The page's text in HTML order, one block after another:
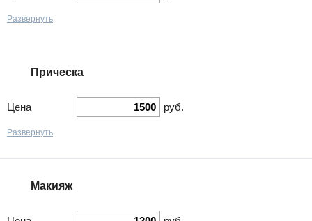
Развернуть
Прическа
Цена руб.
Развернуть
Макияж